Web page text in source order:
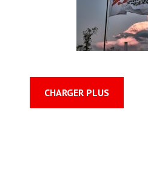
CHARGER PLUS